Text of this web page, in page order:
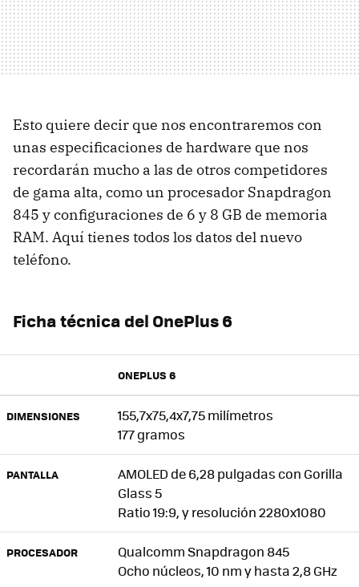
Esto quiere decir que nos encontraremos con
unas especificaciones de hardware que nos
recordarán mucho a las de otros competidores
de gama alta, como un procesador Snapdragon
845 y configuraciones de 6 y 8 GB de memoria
RAM. Aquí tienes todos los datos del nuevo
teléfono.
Ficha técnica del OnePlus 6
ONEPLUS 6
DIMENSIONES
155,7x75,4x7,75 milímetros
177 gramos
PANTALLA
AMOLED de 6,28 pulgadas con Gorilla
Glass 5
Ratio 19:9, y resolución 2280x1080
PROCESADOR
Qualcomm Snapdragon 845
Ocho núcleos, 10 nm y hasta 2,8 GHz